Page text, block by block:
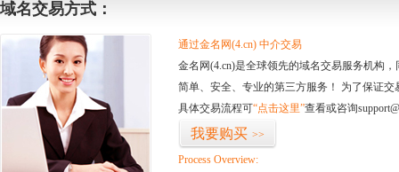
域名交易方式：
通过金名网(4.cn) 中介交易
金名网(4.cn)是全球领先的域名交易服务机构
简单、安全、专业的第三方服务！ 为了保证
具体交易流程可“点击这里”查看或咨询
我要购买 >>
Process Overview: